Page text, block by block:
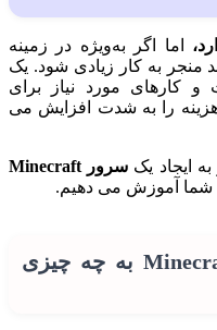
اما اگر به‌ویژه در زمینه
منجر به کار زیادی شود. یک
کارهای مورد نیاز برای
را به شدت افزایش می
ایجاد یک سرور Minecraft
به شما آموزش می دهیم.
برای راه اندازی سرور Minecraft به چه چیزی